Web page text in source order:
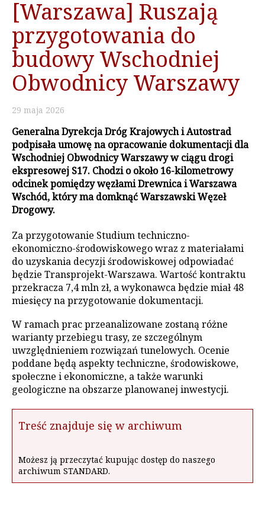
[Warszawa] Ruszają
przygotowania do
budowy Wschodniej
Obwodnicy Warszawy
29 maja 2026
Generalna Dyrekcja Dróg Krajowych i Autostrad
podpisała umowę na opracowanie dokumentacji dla
Wschodniej Obwodnicy Warszawy w ciągu drogi
ekspresowej S17. Chodzi o około 16-kilometrowy
odcinek pomiędzy węzłami Drewnica i Warszawa
Wschód, który ma domknąć Warszawski Węzeł
Drogowy.
Za przygotowanie Studium techniczno-
ekonomiczno-środowiskowego wraz z materiałami
do uzyskania decyzji środowiskowej odpowiadać
będzie Transprojekt-Warszawa. Wartość kontraktu
przekracza 7,4 mln zł, a wykonawca będzie miał 48
miesięcy na przygotowanie dokumentacji.
W ramach prac przeanalizowane zostaną różne
warianty przebiegu trasy, ze szczególnym
uwzględnieniem rozwiązań tunelowych. Ocenie
poddane będą aspekty techniczne, środowiskowe,
społeczne i ekonomiczne, a także warunki
geologiczne na obszarze planowanej inwestycji.
Treść znajduje się w archiwum
Możesz ją przeczytać kupując dostęp do naszego
archiwum STANDARD.